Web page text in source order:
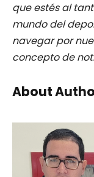
que estés al
mundo del
navegar por
concepto de
About